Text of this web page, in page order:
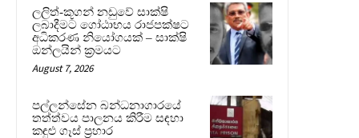
ලලිත්-කූගන් නඩුවේ සාක්ෂි
ලබාදීමට ගෝඨාභය රාජපක්ෂට
අධිකරණ නියෝගයක් – සාක්ෂි
ඔන්ලයින් ක්‍රමයට
August 7, 2026
පල්ලන්සේන බන්ධනාගාරයේ
තත්ත්වය පාලනය කිරීම සඳහා
කඳුළු ගෑස් ප්‍රහාර